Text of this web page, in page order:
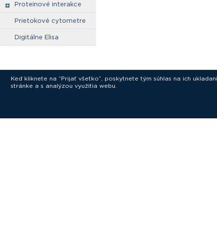
Proteinové interakce
Prietokové cytometre
Digitálne Elisa
Keď kliknete na “Prijať všetko”, poskytnete tým súhlas na ich
stránke a s analýzou využitia webu.